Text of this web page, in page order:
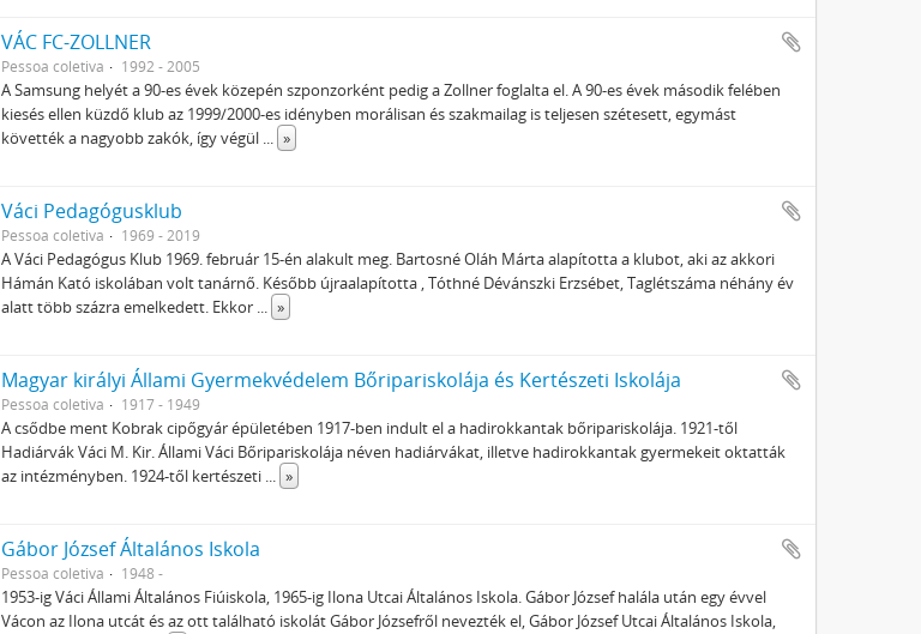
VÁC FC-ZOLLNER
Pessoa coletiva 1992 - 2005
A Samsung helyét a 90-es évek közepén szponzorként pedig a Zollner foglalta el. A 90-es évek második felében
kiesés ellen küzdő klub az 1999/2000-es idényben morálisan és szakmailag is teljesen szétesett, egymást
követték a nagyobb zakók, így végül ... »
Váci Pedagógusklub
Pessoa coletiva 1969 - 2019
A Váci Pedagógus Klub 1969. február 15-én alakult meg. Bartosné Oláh Márta alapította a klubot, aki az akkori
Hámán Kató iskolában volt tanárnő. Később újraalapította , Tóthné Dévánszki Erzsébet, Taglétszáma néhány év
alatt több százra emelkedett. Ekkor ... »
Magyar királyi Állami Gyermekvédelem Bőripariskolája és Kertészeti Iskolája
Pessoa coletiva 1917 - 1949
A csődbe ment Kobrak cipőgyár épületében 1917-ben indult el a hadirokkantak bőripariskolája. 1921-től
Hadiárvák Váci M. Kir. Állami Váci Bőripariskolája néven hadiárvákat, illetve hadirokkantak gyermekeit oktatták
az intézményben. 1924-től kertészeti ... »
Gábor József Általános Iskola
Pessoa coletiva 1948 -
1953-ig Váci Állami Általános Fiúiskola, 1965-ig Ilona Utcai Általános Iskola. Gábor József halála után egy évvel
Vácon az Ilona utcát és az ott található iskolát Gábor Józsefről nevezték el, Gábor József Utcai Általános Iskola,